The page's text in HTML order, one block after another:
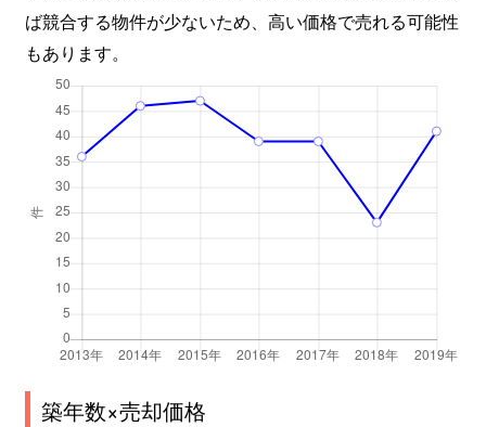
ば競合する物件が少ないため、高い価格で売れる可能性
もあります。
築年数×売却価格